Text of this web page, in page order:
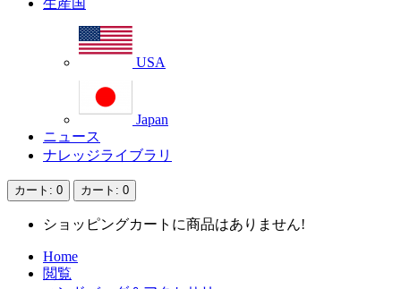
USA
Japan
ニュース
ナレッジライブラリ
カート : 0 カート : 0
ショッピングカートに商品はありません!
Home
閲覧